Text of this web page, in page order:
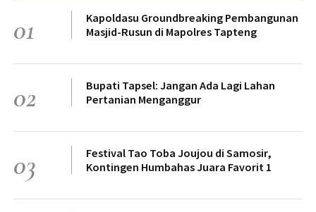
01
Kapoldasu Groundbreaking Pembangunan
Masjid-Rusun di Mapolres Tapteng
02
Bupati Tapsel: Jangan Ada Lagi Lahan
Pertanian Menganggur
03
Festival Tao Toba Joujou di Samosir,
Kontingen Humbahas Juara Favorit 1